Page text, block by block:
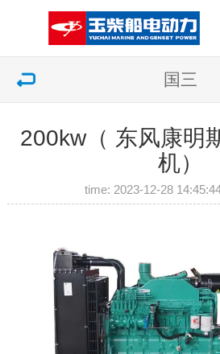
国三
200kw（ 东风康明
机）
time: 2023-12-28